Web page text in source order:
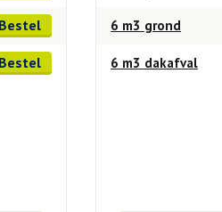
Bestel
Bestel
6 m3 grond
6 m3 dakafval